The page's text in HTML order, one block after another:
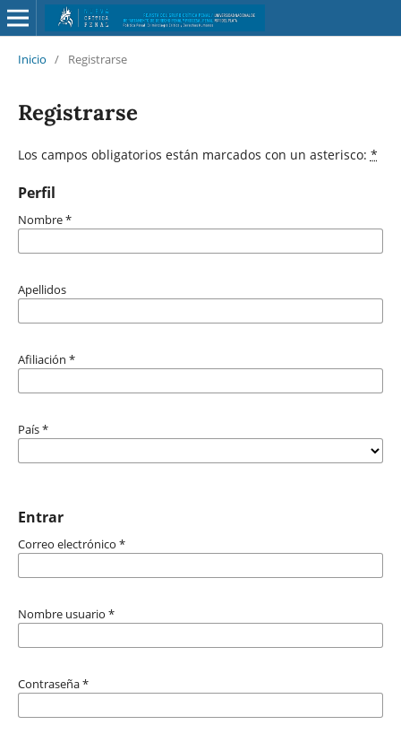
Inicio / Registrarse
Registrarse
Los campos obligatorios están marcados con un asterisco: *
Perfil
Nombre*
Apellidos
Afiliación *
País*
Entrar
Correo electrónico *
Nombre usuario *
Contraseña*